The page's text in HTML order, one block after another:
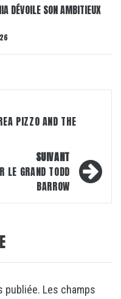
DÉVOILE SON AMBITIEUX
PIZZO AND THE
SUIVANT
LE GRAND TODD
BARROW
publiée. Les champs